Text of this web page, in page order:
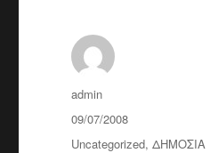
Author
admin
Posted
on
09/07/2008
Categories
Uncategorized,ΔΗΜΟΣΙΑ